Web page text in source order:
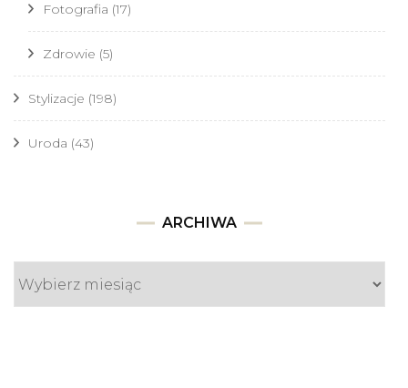
Fotografia (17)
Zdrowie (5)
Stylizacje (198)
Uroda (43)
ARCHIWA
Archiwa